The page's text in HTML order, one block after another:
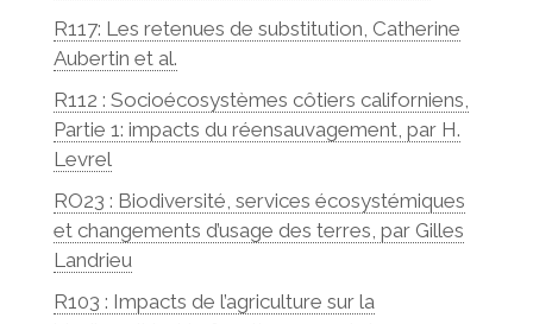
R117: Les retenues de substitution, Catherine
Aubertin et al.
R112 : Socioécosystèmes côtiers californiens,
Partie 1: impacts du réensauvagement, par H.
Levrel
RO23 : Biodiversité, services écosystémiques
et changements d’usage des terres, par Gilles
Landrieu
R103 : Impacts de l’agriculture sur la